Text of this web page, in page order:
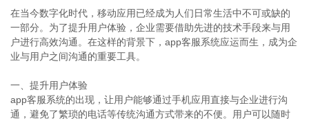
在当今数字化时代，移动应用已经成为人们日常生活中不可或缺的
一部分。为了提升用户体验，企业需要借助先进的技术手段来与用
户进行高效沟通。在这样的背景下，app客服系统应运而生，成为企
业与用户之间沟通的重要工具。
一、提升用户体验
app客服系统的出现，让用户能够通过手机应用直接与企业进行沟
通，避免了繁琐的电话等传统沟通方式带来的不便。用户可以随时